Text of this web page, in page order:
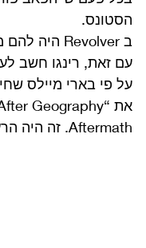
הסטונס.
ב Revolver היה להם משהו שהם האמינו שאיש לא יוכל להעתיק.
עם זאת, רינגו חשב
Aftermath. זה היה הרעיון שלו להומור אקטואלי).